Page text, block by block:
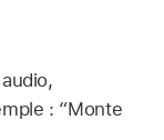
: “Monte